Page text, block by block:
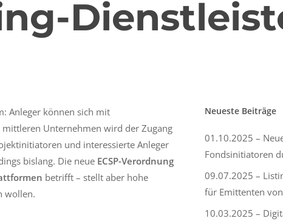
Anleger können sich mit
Unternehmen wird der Zugang
und interessierte Anleger
bislang. Die neue ECSP-Verordnung
betrifft – stellt aber hohe
wollen.
Neueste Beiträge
01.10.2025 –
Fondsinitiatoren
09.07.2025 –
für Emittenten
10.03.2025 –